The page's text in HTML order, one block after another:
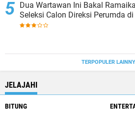
Dua Wartawan Ini Bakal
Seleksi Calon Direksi Perumda
TERPOPULER
JELAJAHI
BITUNG